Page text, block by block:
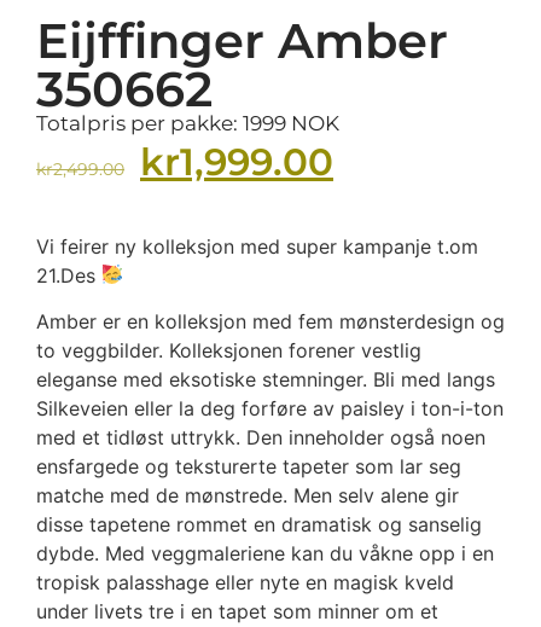
Eijffinger Amber
350662
Totalpris per pakke: 1999 NOK
kr2,499.00 kr1,999.00
Vi feirer ny kolleksjon med super kampanje t.om
21.Des
Amber er en kolleksjon med fem mønsterdesign og
to veggbilder. Kolleksjonen forener vestlig
eleganse med eksotiske stemninger. Bli med langs
Silkeveien eller la deg forføre av paisley i ton-i-ton
med et tidløst uttrykk. Den inneholder også noen
ensfargede og teksturerte tapeter som lar seg
matche med de mønstrede. Men selv alene gir
disse tapetene rommet en dramatisk og sanselig
dybde. Med veggmaleriene kan du våkne opp i en
tropisk palasshage eller nyte en magisk kveld
under livets tre i en tapet som minner om et